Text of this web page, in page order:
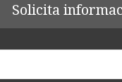
Solicita